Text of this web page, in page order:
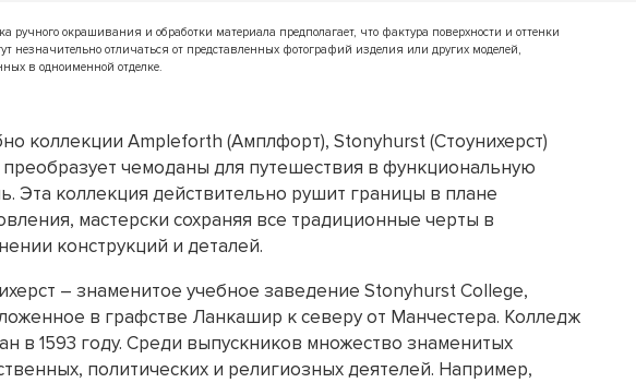
ручного окрашивания и обработки материала предполагает, что фактура поверхности и оттенки
незначительно отличаться от представленных фотографий изделия или других моделей,
в одноименной отделке.
коллекции Ampleforth (Амплфорт), Stonyhurst (Стоунихерст)
преобразует чемоданы для путешествия в функциональную
Эта коллекция действительно рушит границы в плане
мастерски сохраняя все традиционные черты в
конструкций и деталей.
– знаменитое учебное заведение Stonyhurst College,
в графстве Ланкашир к северу от Манчестера. Колледж
в 1593 году. Среди выпускников множество знаменитых
политических и религиозных деятелей. Например,